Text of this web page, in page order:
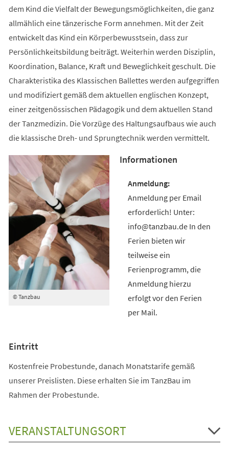
dem Kind die Vielfalt der Bewegungsmöglichkeiten, die ganz
allmählich eine tänzerische Form annehmen. Mit der Zeit
entwickelt das Kind ein Körperbewusstsein, dass zur
Persönlichkeitsbildung beiträgt. Weiterhin werden Disziplin,
Koordination, Balance, Kraft und Beweglichkeit geschult. Die
Charakteristika des Klassischen Ballettes werden aufgegriffen
und modifiziert gemäß dem aktuellen englischen Konzept,
einer zeitgenössischen Pädagogik und dem aktuellen Stand
der Tanzmedizin. Die Vorzüge des Haltungsaufbaus wie auch
die klassische Dreh- und Sprungtechnik werden vermittelt.
© Tanzbau
Informationen
Anmeldung per Email
erforderlich! Unter:
info@tanzbau.de In den
Ferien bieten wir
teilweise ein
Ferienprogramm, die
Anmeldung hierzu
erfolgt vor den Ferien
per Mail.
Eintritt
Kostenfreie Probestunde, danach Monatstarife gemäß
unserer Preislisten. Diese erhalten Sie im TanzBau im
Rahmen der Probestunde.
VERANSTALTUNGSORT